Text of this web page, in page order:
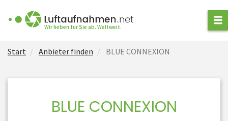
Wir heben für Sie ab. Weltweit.
Start Anbieter finden BLUE CONNEXION
BLUE CONNEXION
ANFRAGE STELLEN
ANBIETER FINDEN
ARTEN VON